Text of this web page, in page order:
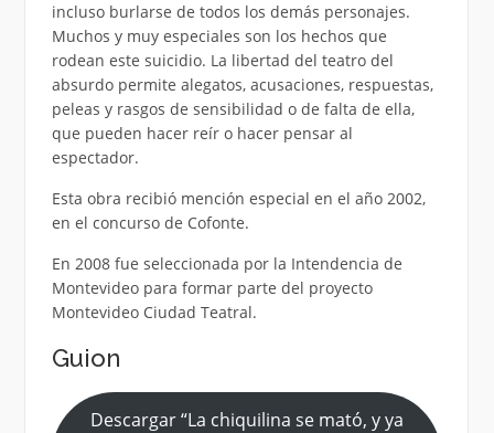
incluso burlarse de todos los demás personajes.
Muchos y muy especiales son los hechos que
rodean este suicidio. La libertad del teatro del
absurdo permite alegatos, acusaciones, respuestas,
peleas y rasgos de sensibilidad o de falta de ella,
que pueden hacer reír o hacer pensar al
espectador.
Esta obra recibió mención especial en el año 2002,
en el concurso de Cofonte.
En 2008 fue seleccionada por la Intendencia de
Montevideo para formar parte del proyecto
Montevideo Ciudad Teatral.
Guion
Descargar “La chiquilina se mató, y ya